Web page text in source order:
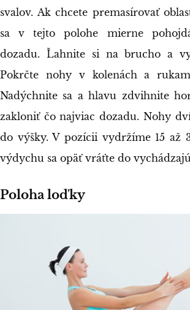
svalov. Ak chcete premasírovať
sa v tejto polohe mierne
dozadu. Ľahnite si na brucho a
Pokrčte nohy v kolenách a
Nadýchnite sa a hlavu zdvihnite
zakloniť čo najviac dozadu. Nohy
do výšky. V pozícii vydržíme 15 až
výdychu sa opäť vráťte do
Poloha loďky